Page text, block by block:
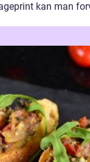
kan man